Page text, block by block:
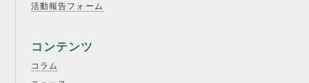
活動報告フォーム
コンテンツ
コラム